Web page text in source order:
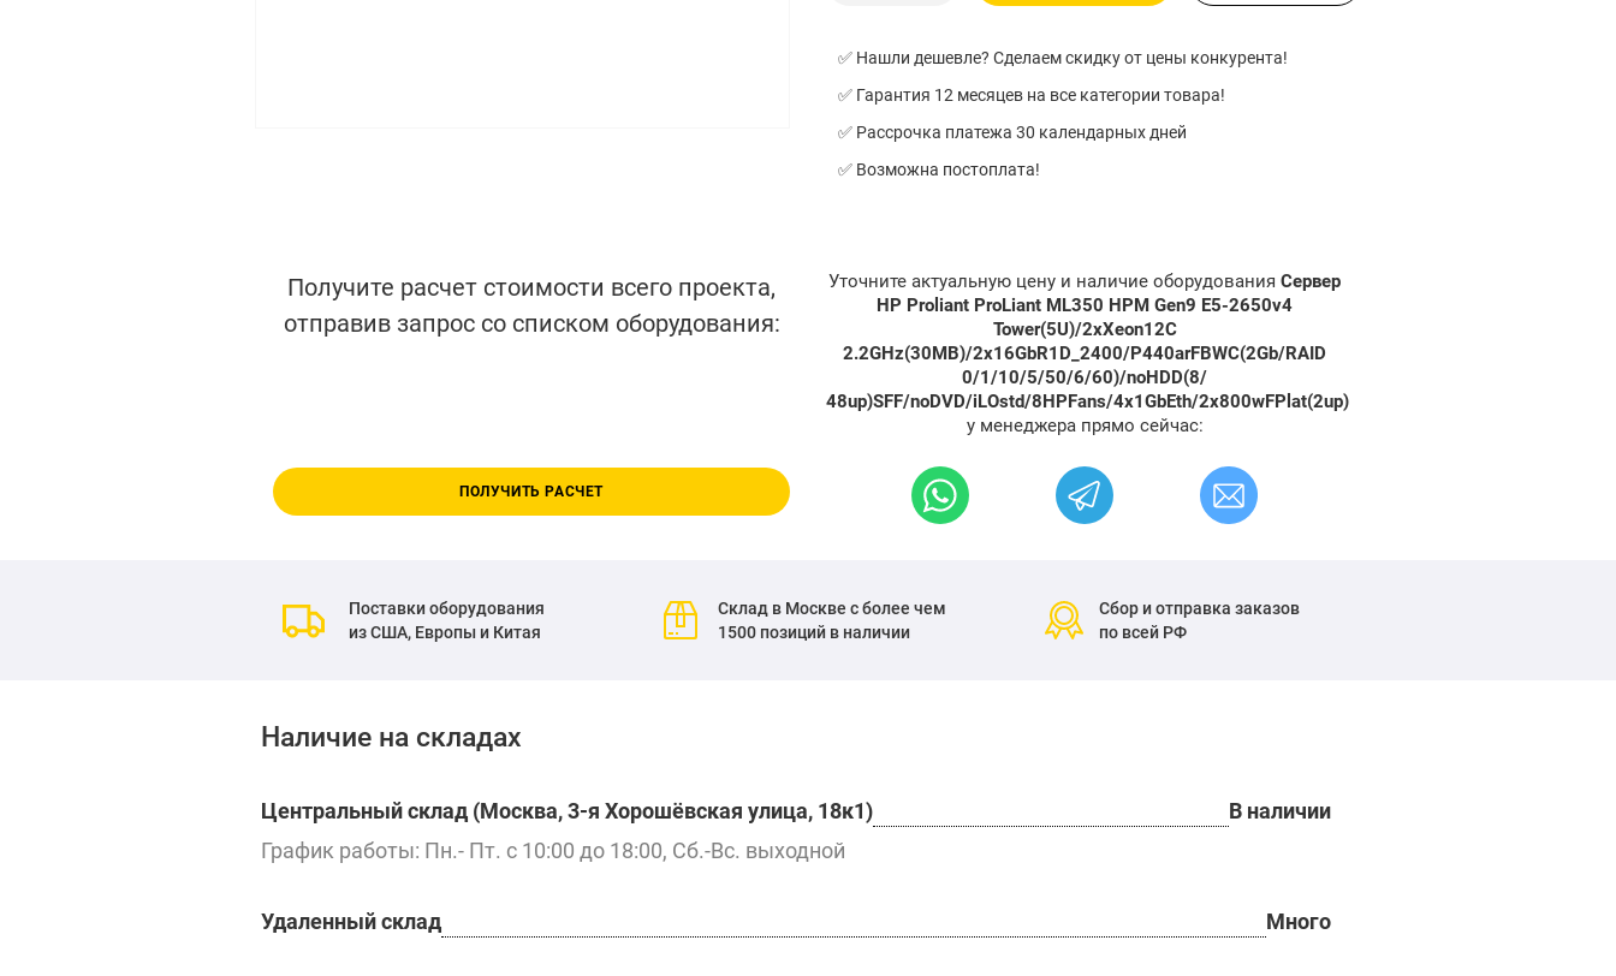
✅ Нашли дешевле? Сделаем скидку от цены конкурента!
✅ Гарантия 12 месяцев на все категории товара!
✅ Рассрочка платежа 30 календарных дней
✅ Возможна постоплата!
Получите расчет стоимости всего проекта,
отправив запрос со списком оборудования:
ПОЛУЧИТЬ РАСЧЕТ
Уточните актуальную цену и наличие оборудования Сервер
HP Proliant ProLiant ML350 HPM Gen9 E5-2650v4
Tower(5U)/2xXeon12C
2.2GHz(30MB)/2x16GbR1D_2400/P440arFBWC(2Gb/RAID
0/1/10/5/50/6/60)/noHDD(8/
48up)SFF/noDVD/iLOstd/8HPFans/4x1GbEth/2x800wFPlat(2up)
у менеджера прямо сейчас:
Поставки оборудования
из США, Европы и Китая
Склад в Москве с более чем
1500 позиций в наличии
Сбор и отправка заказов
по всей РФ
Наличие на складах
Центральный склад (Москва, 3-я Хорошёвская улица, 18к1)
В наличии
График работы: Пн.- Пт. с 10:00 до 18:00, Сб.-Вс. выходной
Удаленный склад Много